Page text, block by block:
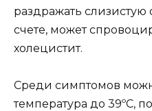
раздражать
счете, может
холецистит.
Среди симптомов
температура до 39ºC,